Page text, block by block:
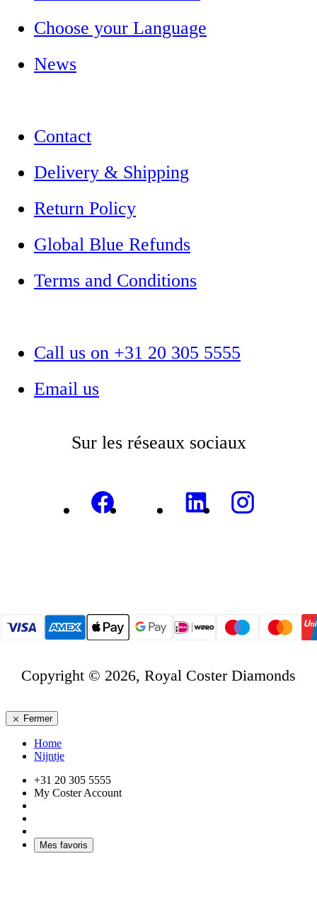
Choose your Language
News
Contact
Delivery & Shipping
Return Policy
Global Blue Refunds
Terms and Conditions
Call us on +31 20 305 5555
Email us
Sur les réseaux sociaux
Copyright © 2026, Royal Coster Diamonds
Fermer
Home
Nijntje
+31 20 305 5555
My Coster Account
Mes favoris